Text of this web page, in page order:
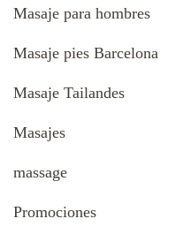
Masaje para hombres
Masaje pies Barcelona
Masaje Tailandes
Masajes
massage
Promociones